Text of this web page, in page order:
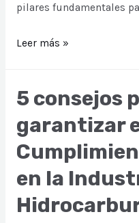
pilares fundamentales
Compliance
Social
Empresarial
en
Perú
Leer más »
5 consejos
garantizar
en la